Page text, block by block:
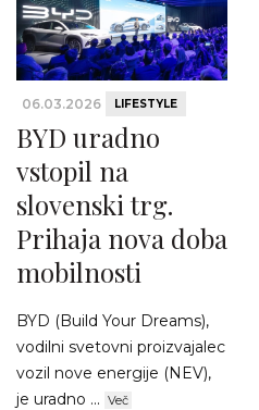
06.03.2026 LIFESTYLE
BYD uradno
vstopil na
slovenski trg.
Prihaja nova doba
mobilnosti
BYD (Build Your Dreams),
vodilni svetovni proizvajalec
vozil nove energije (NEV),
je uradno ... Več